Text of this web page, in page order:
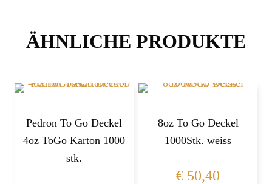
ÄHNLICHE PRODUKTE
Pedron To Go Deckel
4oz ToGo Karton 1000
stk.
8oz To Go Deckel
1000Stk. weiss
€ 50,40